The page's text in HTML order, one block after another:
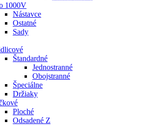
1000V
Nástavce
Ostatné
Sady
Štandardné
Jednostranné
Obojstranné
Špeciálne
Držiaky
Ploché
Odsadené Z